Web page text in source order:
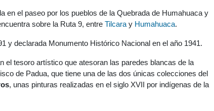
en el paseo por los pueblos de la Quebrada de Humahuaca y
sobre la Ruta 9, entre Tilcara y Humahuaca.
y declarada Monumento Histórico Nacional en el año 1941.
el tesoro artístico que atesoran las paredes blancas de la
de Padua, que tiene una de las dos únicas colecciones del
, unas pinturas realizadas en el siglo XVII por indígenas de la